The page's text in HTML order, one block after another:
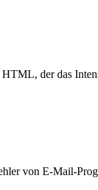
der das
von E-Mail-